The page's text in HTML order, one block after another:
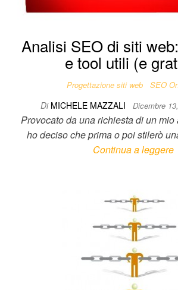
Analisi SEO di siti
e tool utili (e
Progettazione siti web SEO
Di MICHELE MAZZALI Dicembre
Provocato da una richiesta di un
ho deciso che prima o poi stilerò
Continua a leggere